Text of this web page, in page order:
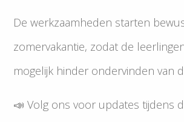
De werkzaamheden starten
zomervakantie, zodat de
mogelijk hinder ondervinden van
📣 Volg ons voor updates tijdens